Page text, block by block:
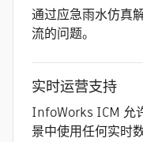
通过应急雨水仿真
流的问题。
实时运营支持
InfoWorks ICM 允
景中使用任何实时数